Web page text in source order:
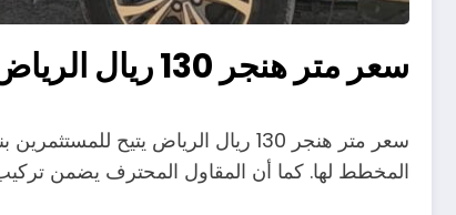
سعر متر هنجر 130 ريال الرياض
سعر متر هنجر 130 ريال الرياض
المخطط لها. كما أن المقاول المحترف يضمن تركيب الهيكل بسرعة وجودة عالية. سعر